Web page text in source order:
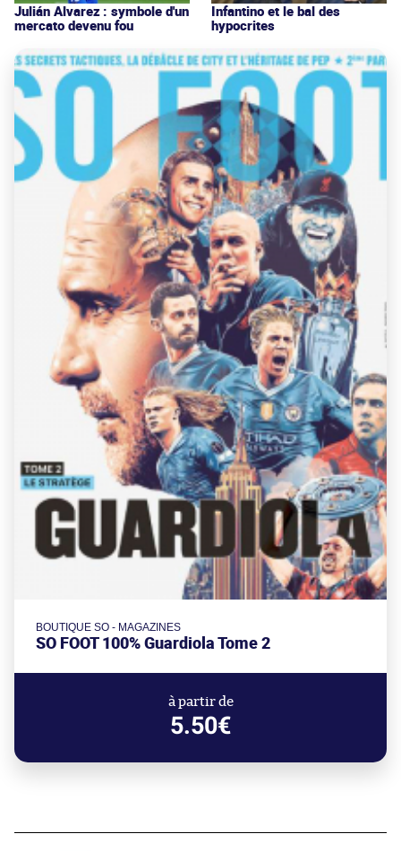
Julián Alvarez : symbole d'un
mercato devenu fou
Infantino et le bal des
hypocrites
BOUTIQUE SO - MAGAZINES
SO FOOT 100% Guardiola Tome 2
à partir de
5.50€